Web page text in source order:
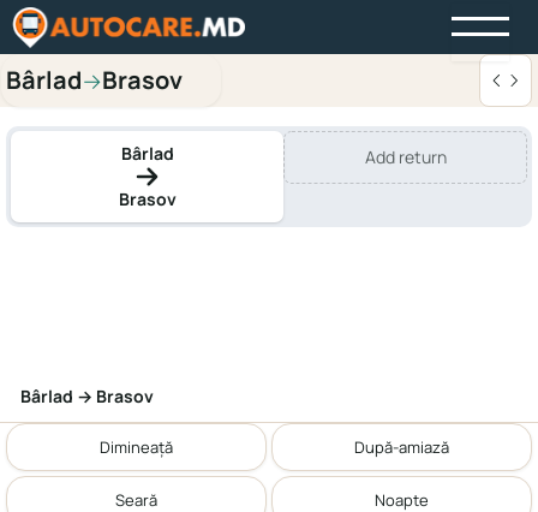
Bârlad→Brasov
Bârlad
Brasov
Add return
Bârlad → Brasov
Dimineață După-amiază
Seară Noapte